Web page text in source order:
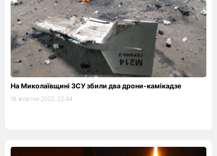
На Миколаївщині ЗСУ збили два дрони-камікадзе
16 жовтня 2022, 22:44